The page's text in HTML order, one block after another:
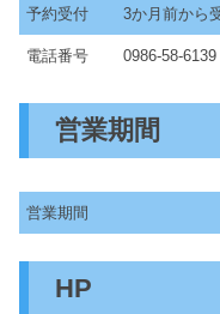
予約受付 3か月前から
電話番号 0986-58-6139
営業期間
営業期間
HP